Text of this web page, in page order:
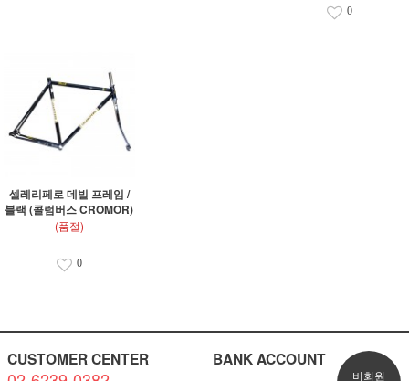
0
셀레리페로 데빌 프레임 /
블랙 (콜럼버스 CROMOR)
(품절)
0
CUSTOMER CENTER BANK ACCOUNT
비회원